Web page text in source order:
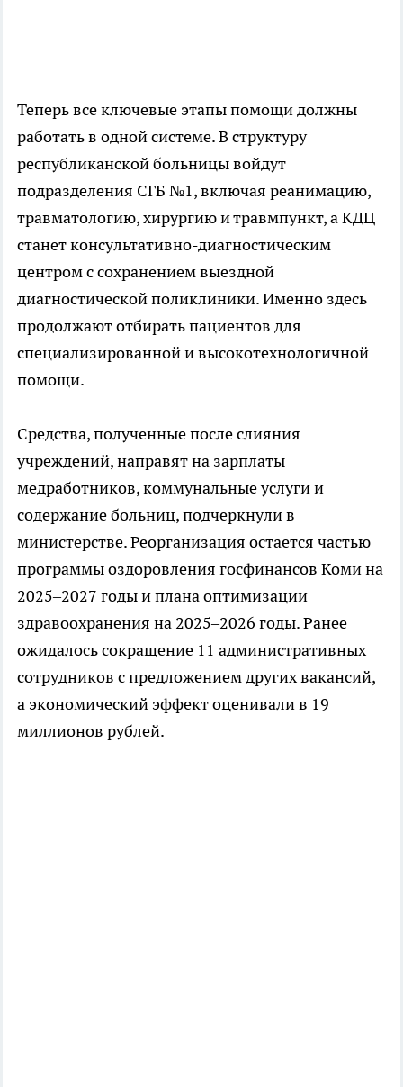
Теперь все ключевые этапы помощи должны
работать в одной системе. В структуру
республиканской больницы войдут
подразделения СГБ №1, включая реанимацию,
травматологию, хирургию и травмпункт, а КДЦ
станет консультативно-диагностическим
центром с сохранением выездной
диагностической поликлиники. Именно здесь
продолжают отбирать пациентов для
специализированной и высокотехнологичной
помощи.
Средства, полученные после слияния
учреждений, направят на зарплаты
медработников, коммунальные услуги и
содержание больниц, подчеркнули в
министерстве. Реорганизация остается частью
программы оздоровления госфинансов Коми на
2025–2027 годы и плана оптимизации
здравоохранения на 2025–2026 годы. Ранее
ожидалось сокращение 11 административных
сотрудников с предложением других вакансий,
а экономический эффект оценивали в 19
миллионов рублей.